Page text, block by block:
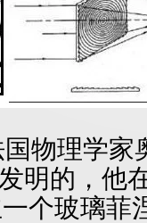
物理学家
明的，他
一个玻璃